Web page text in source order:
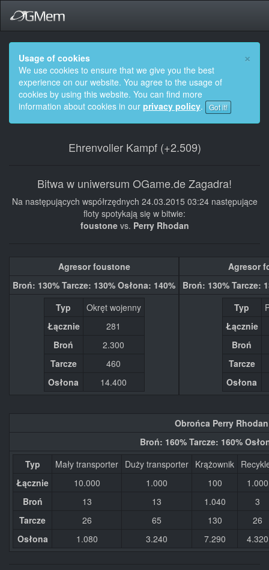
×
Usage of cookies
We use cookies to ensure that we give you the best
experience on our website. You agree to the usage of
cookies by using this website. You can find more
information about cookies in our privacy policy. Got it!
Ehrenvoller Kampf (+2.509)
Bitwa w uniwersum OGame.de Zagadra!
Na następujących współrzędnych 24.03.2015 03:24 następujące
floty spotykają się w bitwie:
foustonevs. Perry Rhodan
Agresor foustone
Broń: 130% Tarcze: 130% Osłona: 140%
Typ
Okręt wojenny
Łącznie
281
Broń
2.300
Tarcze
460
Osłona
14.400
Agresor
Broń: 130% Tarcze:
Typ
Łącznie
Broń
Tarcze
Osłona
Obrońca Perry Rhodan
Broń: 160% Tarcze: 160%
Typ
Mały transporter Duży transporter Krążownik
Łącznie
10.000 1.000 100
1.000
Broń
13 13 1.040
3
Tarcze
26 65 130
26
Osłona
1.080 3.240 7.290 4.320